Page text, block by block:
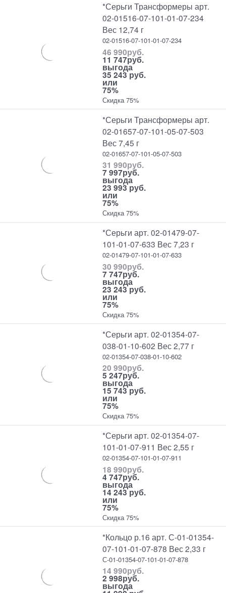
*Серьги Трансформеры арт.
02-01516-07-101-01-07-234
Вес 12,74 г
02-01516-07-101-01-07-234
46 990руб.
11 747руб.
выгода
35 243 руб.
или
75%
Скидка 75%
*Серьги Трансформеры арт.
02-01657-07-101-05-07-503
Вес 7,45 г
02-01657-07-101-05-07-503
31 990руб.
7 997руб.
выгода
23 993 руб.
или
75%
Скидка 75%
*Серьги арт. 02-01479-07-
101-01-07-633 Вес 7,23 г
02-01479-07-101-01-07-633
30 990руб.
7 747руб.
выгода
23 243 руб.
или
75%
Скидка 75%
*Серьги арт. 02-01354-07-
038-01-10-602 Вес 2,77 г
02-01354-07-038-01-10-602
20 990руб.
5 247руб.
выгода
15 743 руб.
или
75%
Скидка 75%
*Серьги арт. 02-01354-07-
101-01-07-911 Вес 2,55 г
02-01354-07-101-01-07-911
18 990руб.
4 747руб.
выгода
14 243 руб.
или
75%
Скидка 75%
*Кольцо р.16 арт. С-01-01354-
07-101-01-07-878 Вес 2,33 г
С-01-01354-07-101-01-07-878
14 990руб.
2 998руб.
выгода